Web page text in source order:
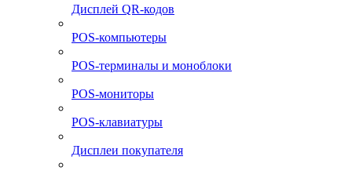
Дисплей QR-кодов
POS-компьютеры
POS-терминалы и моноблоки
POS-мониторы
POS-клавиатуры
Дисплеи покупателя